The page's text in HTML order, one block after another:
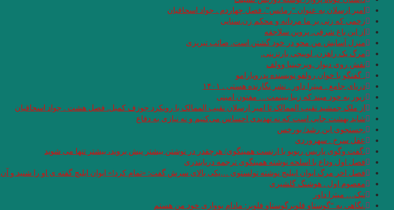
امیر ارسلان به عنوان “رمانس”. فصل چهاردم . جواد اسحاقیان
زخمی که زنی بر ما مردانه و محکم زن.سنایی
از این باغ شرقی. پروین سلاجقه
منزل آسایش من محو در خود گشتن است. صائب تبریزی
مرگ یک راهزن. لوییجی بارتزینی.
نقش روی دیوار .ویرجینیا وولف
. گفتگو با خوان رولفو نویسنده پدروپارامو
دریای جامع . میترا داور . نشر نگارنده هستی . ۱۴۰۱
زیور به خود مبند که زیبا ببینمت… مفتون امینی
از ملک جمشید نقیب الممالک تا امیر ارسلان نقیب الممالک با رویکرد جوزف کمبل. فصل هشت . جواد اسحاقیان
شاید بهشت جایی است که نه تهدیدی احساس می‌کنیم و نه نیازی به دفاع
.جستجوی ابن رشد/ بورخس
عقل سرخ . سهروردی
.گفت وگوی پاریس ریویو با ارنست همینگوی/ هرچقدر در نوشتن بیشتر پیش بروید، بیشتر تنها می شوید
فصل اول وداع با اسلحه نوشته همینگوی ترجمه دریابندری
فصل اخر مرگ ایوان اییلیج نوشته تولستوی …یکی بالای سرش گفت: «تمام کرد!» ایوان ایلیچ گفته ی او را شنید
معصوم اول . هوشنگ گلشیری
تیک… میترا داور
.نگاهی به “گوستاو فلوبرگوستاو فلوبر: مادام بوواری خود من هستم